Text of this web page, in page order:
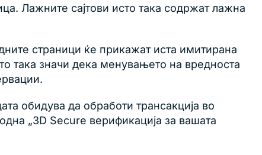
Лажните сајтови исто така содржат лажна
страници ќе прикажат иста имитирана
така значи дека менувањето на вредноста
обидува да обработи трансакција во
„3D Secure верификација за вашата